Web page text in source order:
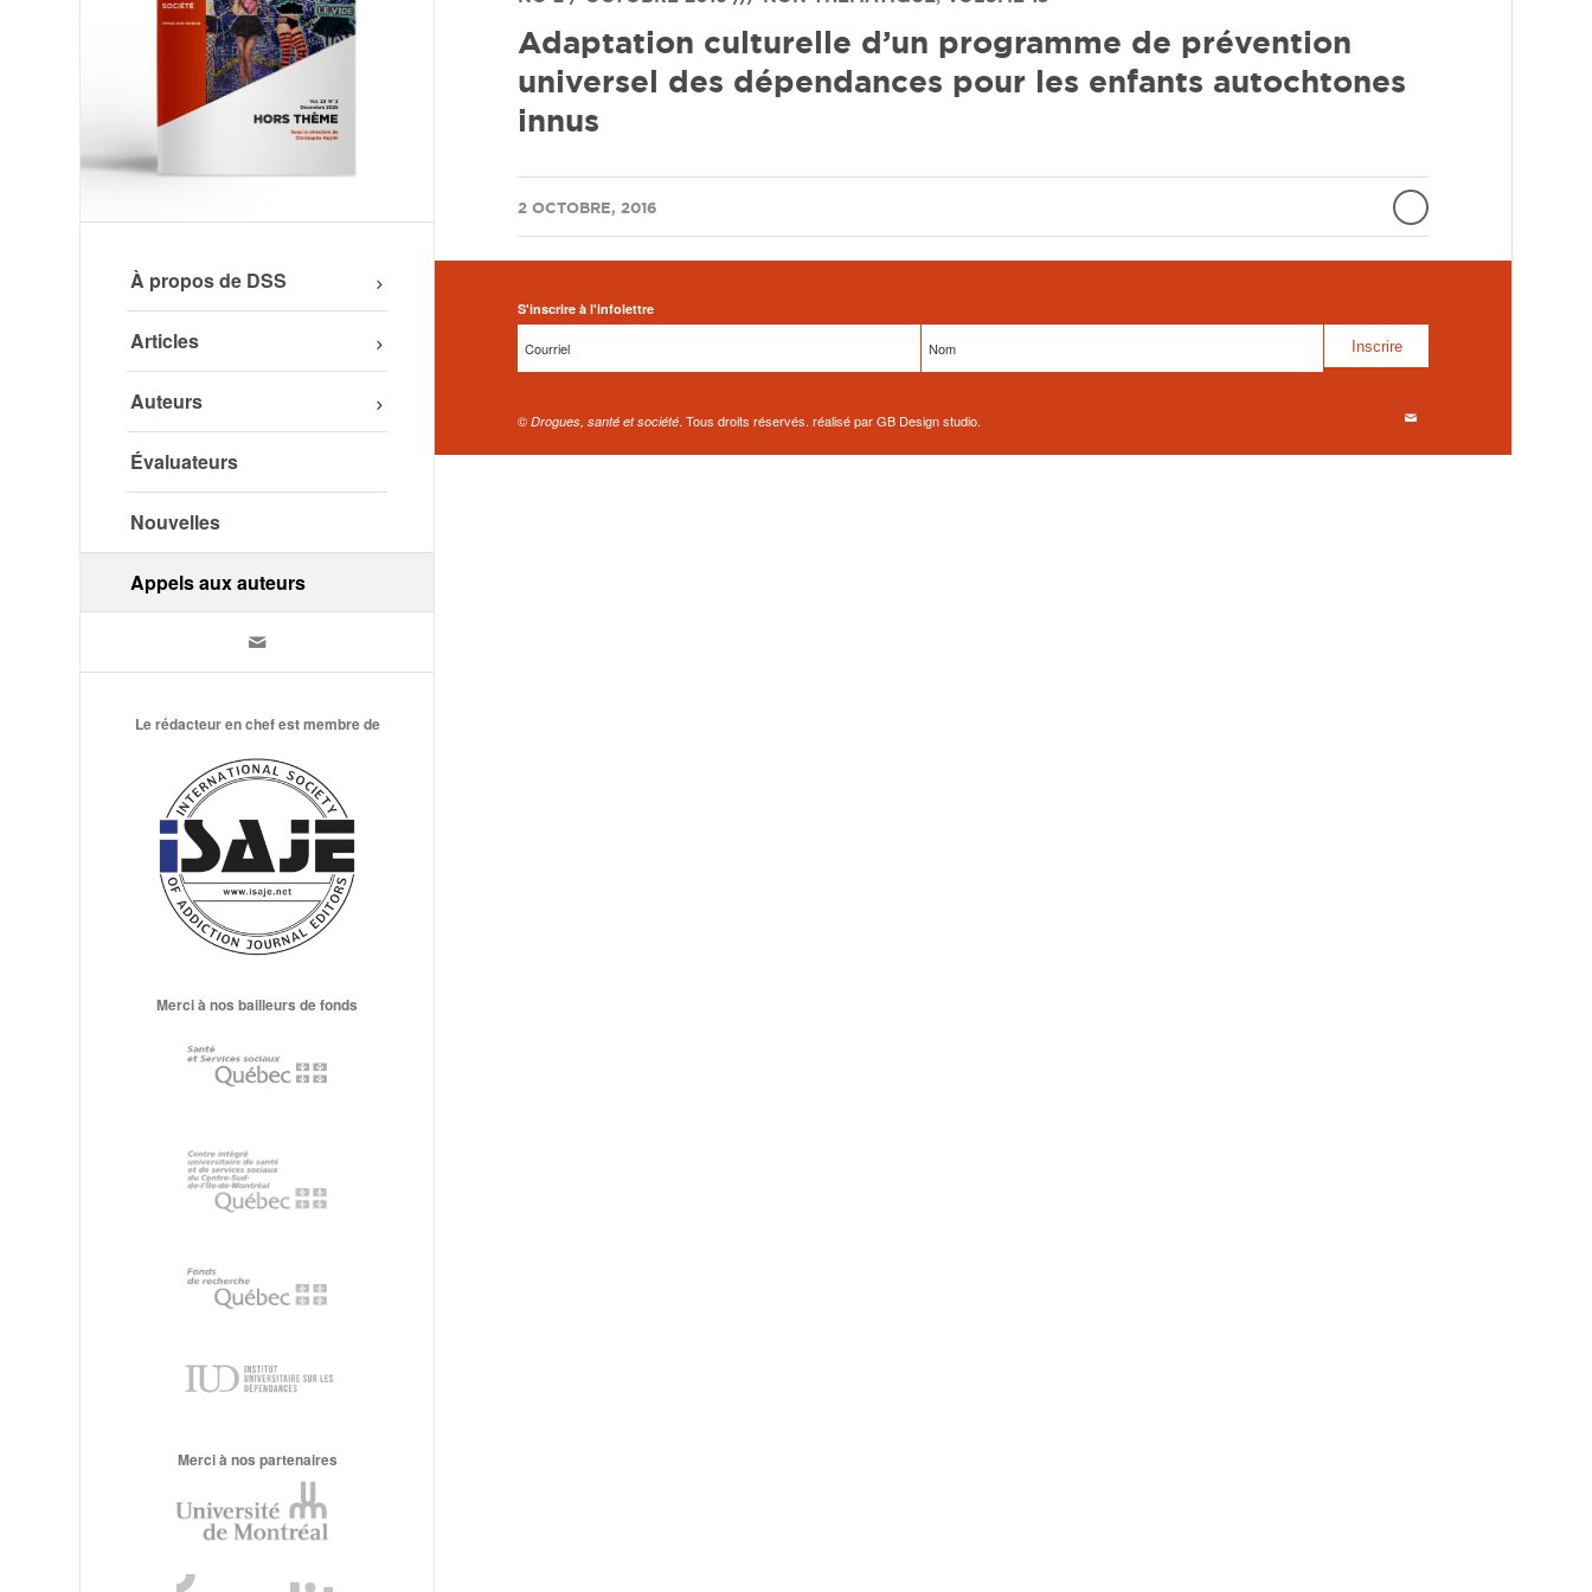
À propos de DSS
Articles
Auteurs
Évaluateurs
Nouvelles
Appels aux auteurs
Le rédacteur en chef est membre de
Merci à nos bailleurs de fonds
Merci à nos partenaires
Adaptation culturelle d’un programme de prévention
universel des dépendances pour les enfants autochtones
innus
2 OCTOBRE, 2016
/
S'inscrire à l'infolettre
© Drogues, santé et société. Tous droits réservés. réalisé par GB Design studio.